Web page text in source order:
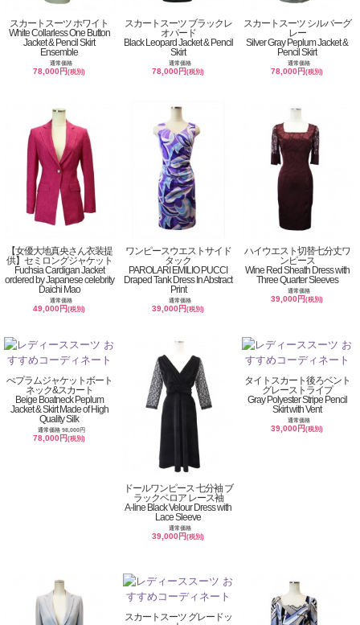
スカートスーツ ホワイト
White Collarless One Button
Jacket & Pencil Skirt
Ensemble
通常価格
78,000円(税別)
スカートスーツ ブラックレ
オパード
Black Leopard Jacket & Pencil
Skirt
通常価格
78,000円(税別)
スカートスーツ シルバーグ
レー
Silver Gray Peplum Jacket &
Pencil Skirt
通常価格
78,000円(税別)
【女優大地真央さん衣装提
供】セミロングジャケット
Fuchsia Cardigan Jacket
ordered by Japanese celebrity
Daichi Mao
通常価格
49,000円(税別)
ワンピースウエストサイド
タック
PAROLARI EMILIO PUCCI
Draped Tank Dress In Abstract
Print
通常価格
39,000円(税別)
ハイウエスト切替七分丈ワ
ンピース
Wine Red Sheath Dress with
Three Quarter Sleeves
通常価格
39,000円(税別)
ぺプラムジャケットボート
ネック&スカート
Beige Boatneck Peplum
Jacket & Skirt Made of High
Quality Silk
通常価格 98,000円
78,000円(税別)
ドールワンピース 七分袖 ブ
ラックベロア レース袖
A-line Black Velour Dress with
Lace Sleeve
通常価格
39,000円(税別)
タイトスカート後ろベント
グレーストライプ
Gray Polyester Stripe Pencil
Skirt with Vent
通常価格
39,000円(税別)
スカートスーツ グレードッ